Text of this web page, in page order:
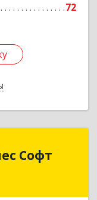
72
Софт
Софт
г, Гайдара ул,